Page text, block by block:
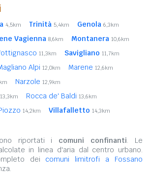
4,5km Trinità 5,4km Genola 6,3km
Vagienna 8,6km Montanera 10,6km
11,3km Savigliano 11,7km
Alpi 12,0km Marene 12,6km
Narzole 12,9km
13,3km Rocca de' Baldi 13,6km
14,2km Villafalletto 14,3km
riportati i comuni confinanti. Le
in linea d'aria dal centro urbano.
dei comuni limitrofi a Fossano